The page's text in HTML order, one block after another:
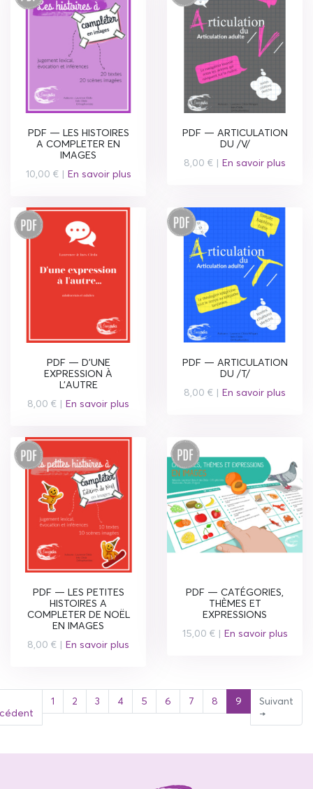
PDF — LES HISTOIRES
A COMPLETER EN
IMAGES
10,00 € | En savoir plus
PDF — ARTICULATION
DU /V/
8,00 € | En savoir plus
PDF — D'UNE
EXPRESSION À
L'AUTRE
8,00 € | En savoir plus
PDF — ARTICULATION
DU /T/
8,00 € | En savoir plus
PDF — LES PETITES
HISTOIRES A
COMPLETER DE NOËL
EN IMAGES
8,00 € | En savoir plus
PDF — CATÉGORIES,
THÈMES ET
EXPRESSIONS
15,00 € | En savoir plus
1 2 3 4 5 6 7 8 9 (current)
Suivant
→